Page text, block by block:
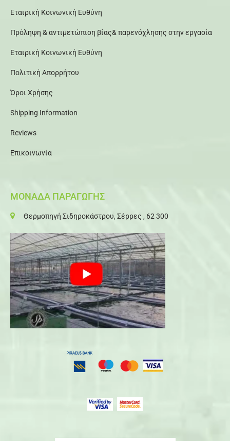
Εταιρική Κοινωνική Ευθύνη
Πρόληψη & αντιμετώπιση βίας& παρενόχλησης στην εργασία
Εταιρική Κοινωνική Ευθύνη
Πολιτική Απορρήτου
Όροι Χρήσης
Shipping Information
Reviews
Επικοινωνία
ΜΟΝΑΔΑ ΠΑΡΑΓΩΓΗΣ
Θερμοπηγή Σιδηροκάστρου, Σέρρες , 62 300